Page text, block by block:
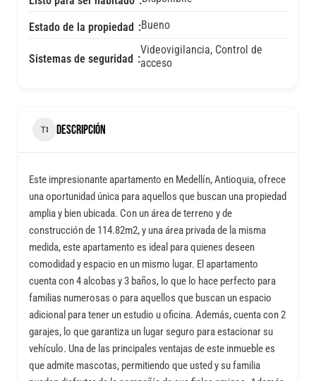
Estado de la propiedad Bueno
Sistemas de seguridad
Videovigilancia, Control de
acceso
DESCRIPCIÓN
Este impresionante apartamento en Medellín, Antioquia, ofrece
una oportunidad única para aquellos que buscan una propiedad
amplia y bien ubicada. Con un área de terreno y de
construcción de 114.82m2, y una área privada de la misma
medida, este apartamento es ideal para quienes deseen
comodidad y espacio en un mismo lugar. El apartamento
cuenta con 4 alcobas y 3 baños, lo que lo hace perfecto para
familias numerosas o para aquellos que buscan un espacio
adicional para tener un estudio u oficina. Además, cuenta con 2
garajes, lo que garantiza un lugar seguro para estacionar su
vehículo. Una de las principales ventajas de este inmueble es
que admite mascotas, permitiendo que usted y su familia